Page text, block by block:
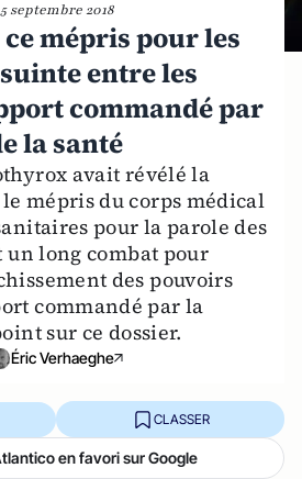
5 septembre 2018
mépris pour les
entre les
commandé par
la santé
avait révélé la
mépris du corps médical
pour la parole des
long combat pour
des pouvoirs
commandé par la
sur ce dossier.
Éric Verhaeghe
CLASSER
en favori sur Google